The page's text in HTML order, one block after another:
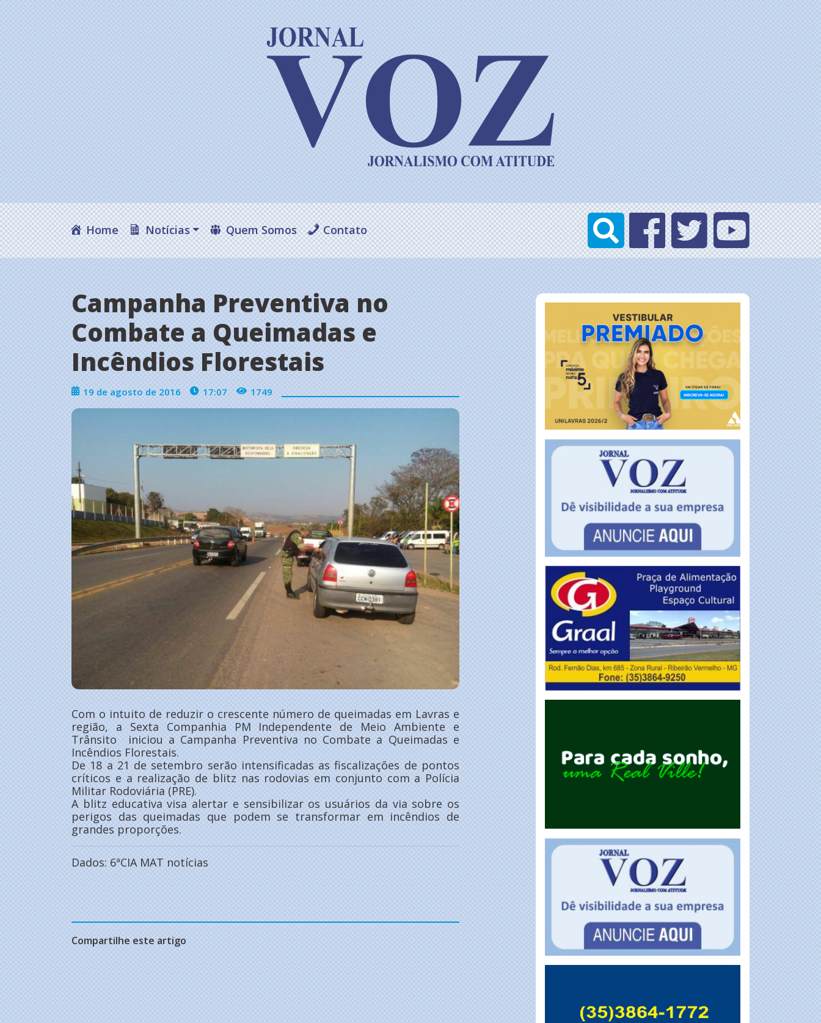
Home Notícias Quem Somos Contato
Campanha Preventiva no
Combate a Queimadas e
Incêndios Florestais
19 de agosto de 2016 17:07 1749
Com o intuito de reduzir o crescente número de queimadas em Lavras e
região, a Sexta Companhia PM Independente de Meio Ambiente e
Trânsito iniciou a Campanha Preventiva no Combate a Queimadas e
Incêndios Florestais.
De 18 a 21 de setembro serão intensificadas as fiscalizações de pontos
críticos e a realização de blitz nas rodovias em conjunto com a Polícia
Militar Rodoviária (PRE).
A blitz educativa visa alertar e sensibilizar os usuários da via sobre os
perigos das queimadas que podem se transformar em incêndios de
grandes proporções.
Dados: 6ªCIA MAT notícias
Compartilhe este artigo